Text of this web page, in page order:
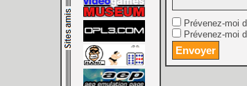
Prévenez-moi
Prévenez-moi